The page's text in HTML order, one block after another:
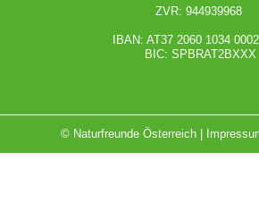
ZVR: 944939968
IBAN: AT37 2060 1034
BIC: SPBRAT2BXXX
© Naturfreunde Österreich |